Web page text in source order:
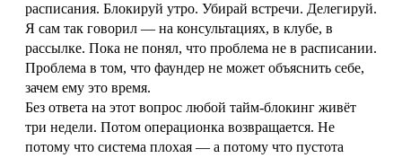
расписания. Блокируй утро. Убирай встречи. Делегируй.
Я сам так говорил — на консультациях, в клубе, в
рассылке. Пока не понял, что проблема не в расписании.
Проблема в том, что фаундер не может объяснить себе,
зачем ему это время.
Без ответа на этот вопрос любой тайм-блокинг живёт
три недели. Потом операционка возвращается. Не
потому что система плохая — а потому что пустота